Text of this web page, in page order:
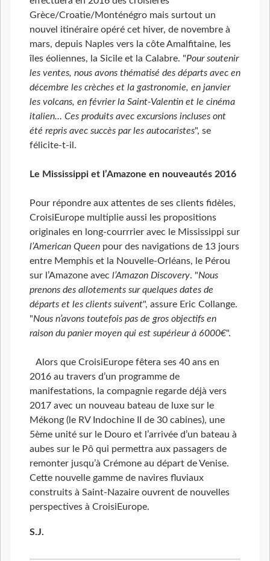
Grèce/Croatie/Monténégro mais surtout un
nouvel itinéraire opéré cet hiver, de novembre à
mars, depuis Naples vers la côte Amalfitaine, les
îles éoliennes, la Sicile et la Calabre. "Pour soutenir
les ventes, nous avons thématisé des départs avec en
décembre les crèches et la gastronomie, en janvier
les volcans, en février la Saint-Valentin et le cinéma
italien… Ces produits avec excursions incluses ont
été repris avec succès par les autocaristes", se
félicite-t-il.
Le Mississippi et l’Amazone en nouveautés 2016
Pour répondre aux attentes de ses clients fidèles,
CroisiEurope multiplie aussi les propositions
originales en long-courrrier avec le Mississippi sur
l’American Queen pour des navigations de 13 jours
entre Memphis et la Nouvelle-Orléans, le Pérou
sur l’Amazone avec l’Amazon Discovery. "Nous
prenons des allotements sur quelques dates de
départs et les clients suivent", assure Eric Collange.
"Nous n’avons toutefois pas de gros objectifs en
raison du panier moyen qui est supérieur à 6000€".
Alors que CroisiEurope fêtera ses 40 ans en
2016 au travers d’un programme de
manifestations, la compagnie regarde déjà vers
2017 avec un nouveau bateau de luxe sur le
Mékong (le RV Indochine II de 30 cabines), une
5ème unité sur le Douro et l’arrivée d’un bateau à
aubes sur le Pô qui permettra aux passagers de
remonter jusqu’à Crémone au départ de Venise.
Cette nouvelle gamme de navires fluviaux
construits à Saint-Nazaire ouvrent de nouvelles
perspectives à CroisiEurope.
S.J.